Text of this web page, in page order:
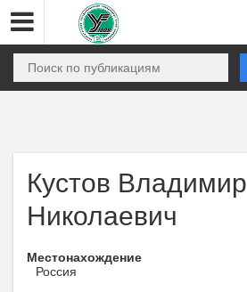
Кустов Владимир
Николаевич
Местонахождение
Россия